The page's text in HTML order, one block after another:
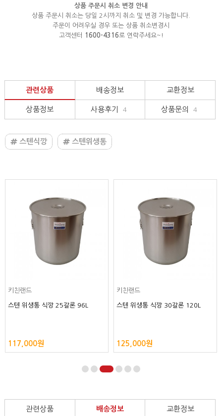
상품 주문시 취소 변경 안내
상품 주문시 취소는 당일 2시까지 취소 및 변경 가능합니다.
주문이 어려우실 경우 또는 상품 취소변경시
고객센터
1600-4316로 연락주세요~!
관련상품 배송정보 교환정보
상품정보 사용후기 4 상품문의 4
스텐식깡 스텐위생통
키친랜드
스텐 위생통 식깡 25갈론 96L
117,000원
키친랜드
스텐 위생통 식깡 30갈론 120L
125,000원
관련상품 배송정보 교환정보